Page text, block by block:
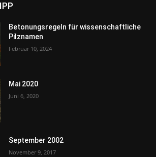
Betonungsregeln für wissenschaftliche
Pilznamen
Februar 10, 2024
Mai 2020
Juni 6, 2020
September 2002
November 9, 2017